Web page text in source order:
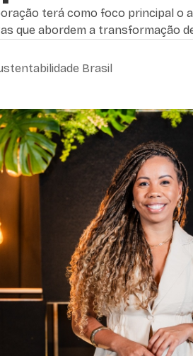
terá como foco principal o
que abordem a transformação
Brasil